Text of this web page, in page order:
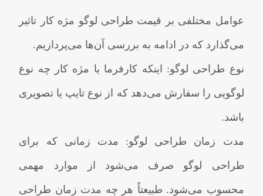
عوامل مختلفی بر قیمت طراحی لوگو مژه کار تاثیر
می‌گذارد که در ادامه به بررسی آن‌ها می‌پردازیم.
نوع طراحی لوگو: اینکه کارفرما یا مژه کار چه نوع
لوگویی را سفارش می‌دهد که از نوع تایپ یا تصویری
باشد.
مدت زمان طراحی لوگو: مدت زمانی که برای
طراحی لوگو صرف می‌شود از موارد مهمی
محسوب می‌شود. طبیعتاً هر چه مدت زمان طراحی